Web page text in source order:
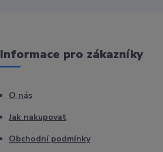
Informace pro zákazníky
O nás
Jak nakupovat
Obchodní podmínky